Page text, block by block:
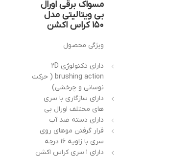
مسواک برقی اورال
بی ویتالیتی مدل
۱۵۰ کراس اکشن
ویژگی محصول
دارای تکنولوژی ۲D
brushing action ( حرکت
نوسانی و چرخشی)
دارای سازگاری با سری
های مختلف اورال بی
دارای دسته ضد آب
قرار گرفتن موهای روی
سری با زاویه ۱۶ درجه
دارای ۱ سری کراس اکشن